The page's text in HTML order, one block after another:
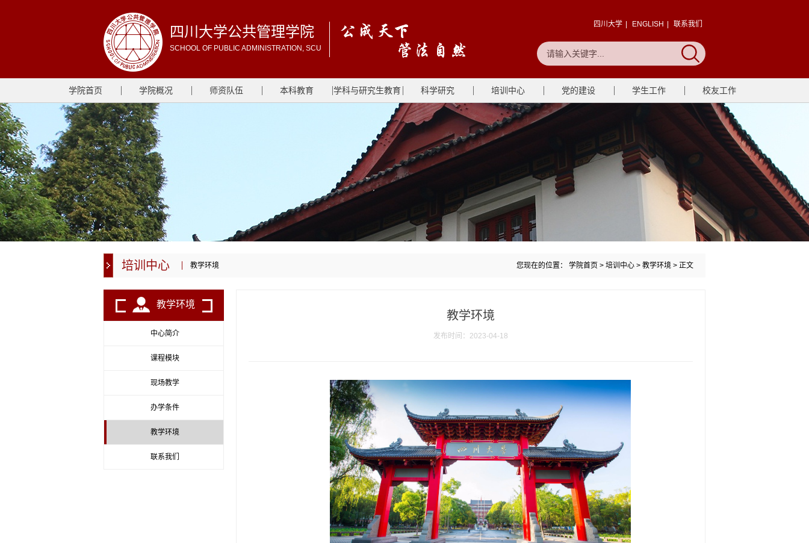
四川大学公共管理学院
SCHOOL OF PUBLIC ADMINISTRATION, SCU
四川大学 ENGLISH 联系我们
学院首页 学院概况 师资队伍 本科教育 学科与研究生教育 科学研究 培训中心 党的建设 学生工作 校友工作
培训中心 教学环境 您现在的位置： 学院首页 > 培训中心 > 教学环境 > 正文
教学环境
中心简介
课程模块
现场教学
办学条件
教学环境
联系我们
教学环境
发布时间：2023-04-18